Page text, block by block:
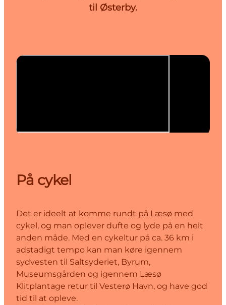
til Østerby.
På cykel
Det er ideelt at komme rundt på Læsø med
cykel, og man oplever dufte og lyde på en helt
anden måde. Med en cykeltur på ca. 36 km i
adstadigt tempo kan man køre igennem
sydvesten til Saltsyderiet, Byrum,
Museumsgården og igennem Læsø
Klitplantage retur til Vesterø Havn, og have god
tid til at opleve.